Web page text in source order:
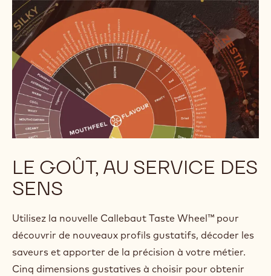
LE GOÛT, AU SERVICE DES
SENS
Utilisez la nouvelle Callebaut Taste Wheel™ pour
découvrir de nouveaux profils gustatifs, décoder les
saveurs et apporter de la précision à votre métier.
Cinq dimensions gustatives à choisir pour obtenir